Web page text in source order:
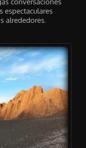
espectaculares
alrededores.